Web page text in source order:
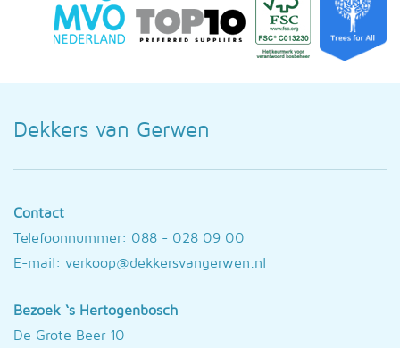
Dekkers van Gerwen
Contact
Telefoonnummer: 088 - 028 09 00
E-mail: verkoop@dekkersvangerwen.nl
Bezoek ‘s Hertogenbosch
De Grote Beer 10